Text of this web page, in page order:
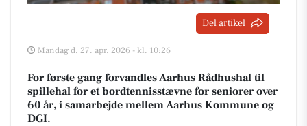
Del artikel
Mandag d. 27. apr. 2026 - kl. 10:26
For første gang forvandles Aarhus Rådhushal til
spillehal for et bordtennisstævne for seniorer over
60 år, i samarbejde mellem Aarhus Kommune og
DGI.